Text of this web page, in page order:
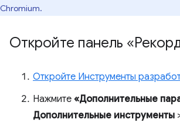
Chromium.
Откройте панель
Откройте Инструменты
Нажмите «Дополнительные
Дополнительные инструменты